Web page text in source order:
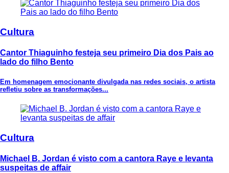
Cultura
Cantor Thiaguinho festeja seu primeiro Dia dos Pais ao
lado do filho Bento
Em homenagem emocionante divulgada nas redes sociais, o artista
refletiu sobre as transformações...
Cultura
Michael B. Jordan é visto com a cantora Raye e levanta
suspeitas de affair